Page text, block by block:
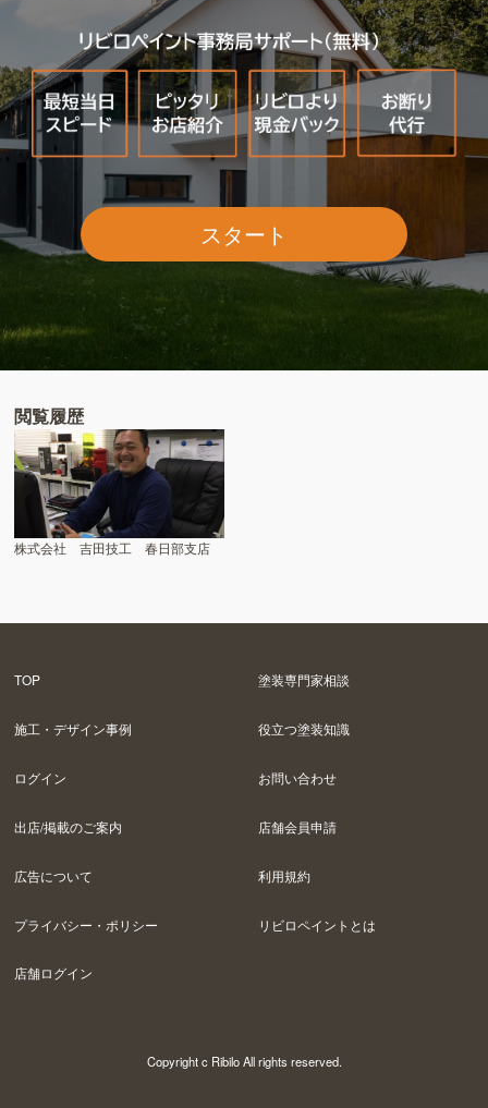
スタート
閲覧履歴
株式会社 吉田技工 春日部支店
TOP 塗装専門家相談
施工・デザイン事例 役立つ塗装知識
ログイン お問い合わせ
出店/掲載のご案内 店舗会員申請
広告について 利用規約
プライバシー・ポリシー リビロペイントとは
店舗ログイン
Copyright c Ribilo All rights reserved.